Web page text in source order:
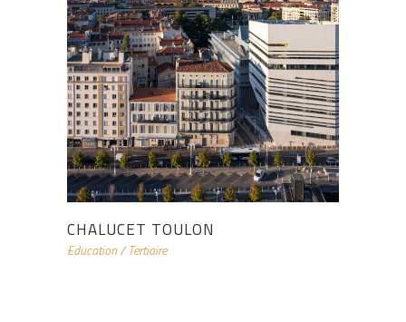
CHALUCET TOULON
Education/Tertiaire